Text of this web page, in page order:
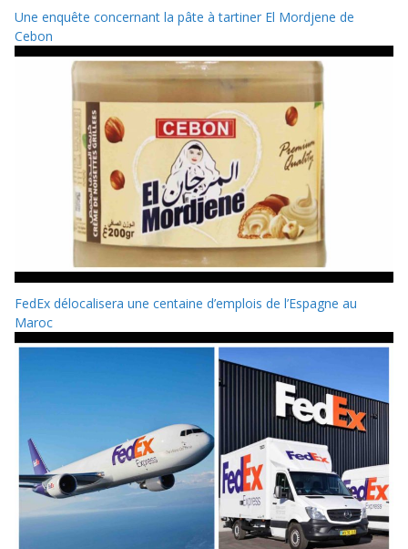
Une enquête concernant la pâte à tartiner El Mordjene de
Cebon
FedEx délocalisera une centaine d’emplois de l’Espagne au
Maroc